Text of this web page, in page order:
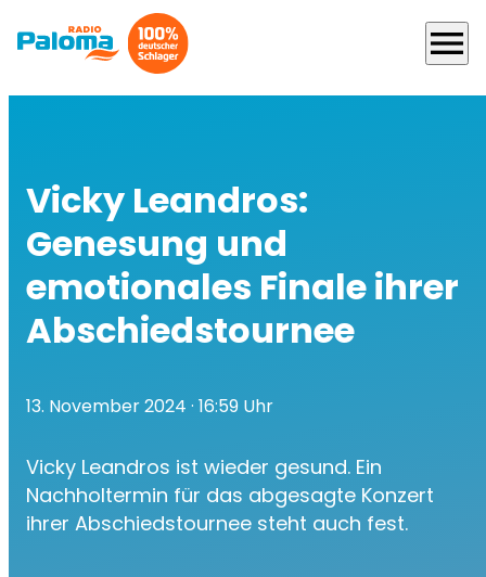
menu
Vicky Leandros:
Genesung und
emotionales Finale ihrer
Abschiedstournee
13. November 2024 · 16:59 Uhr
Vicky Leandros ist wieder gesund. Ein
Nachholtermin für das abgesagte Konzert
ihrer Abschiedstournee steht auch fest.